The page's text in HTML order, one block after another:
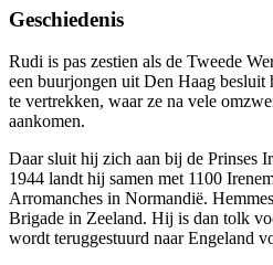
Geschiedenis
Rudi is pas zestien als de Tweede
een buurjongen uit Den Haag
te vertrekken, waar ze na vele
aankomen.
Daar sluit hij zich aan bij de Prinses
1944 landt hij samen met 1100
Arromanches in Normandië.
Brigade in Zeeland. Hij is dan tolk
wordt teruggestuurd naar Engeland